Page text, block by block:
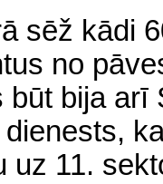
sēž kādi
no
būt bija arī
uz 11.